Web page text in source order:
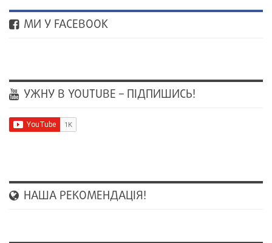
МИ У FACEBOOK
УЖНУ В YOUTUBE – ПІДПИШИСЬ!
НАША РЕКОМЕНДАЦІЯ!